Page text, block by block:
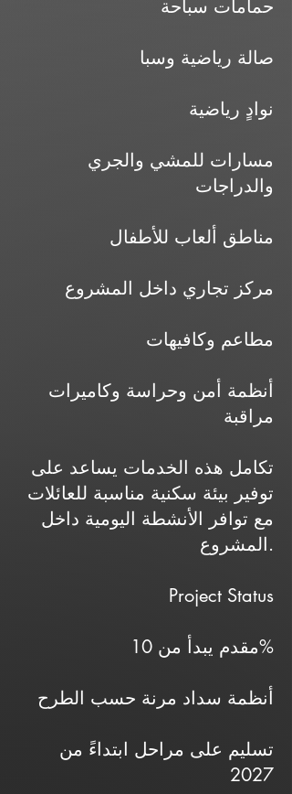
حمامات سباحة
صالة رياضية وسبا
نوادٍ رياضية
مسارات للمشي والجري
والدراجات
مناطق ألعاب للأطفال
مركز تجاري داخل المشروع
مطاعم وكافيهات
أنظمة أمن وحراسة وكاميرات
مراقبة
تكامل هذه الخدمات يساعد على
توفير بيئة سكنية مناسبة للعائلات
مع توافر الأنشطة اليومية داخل
المشروع.
Project Status
مقدم يبدأ من 10%
أنظمة سداد مرنة حسب الطرح
تسليم على مراحل ابتداءً من
2027